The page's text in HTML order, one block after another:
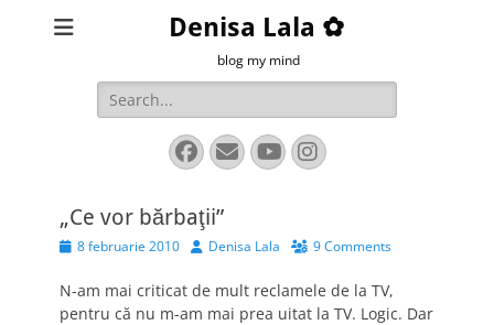
Denisa Lala ✿
blog my mind
Search
for:
Facebook
EmailYouTube
Instagram
„Ce vor bărbaţii”
Posted8 februarie 2010 AuthorDenisa Lala 9 Comments
N-am mai criticat de mult reclamele de la TV,
pentru că nu m-am mai prea uitat la TV. Logic. Dar